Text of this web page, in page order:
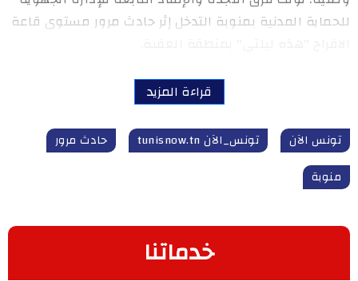
للحماية المدنية بمنوبة التدخل إثر حادث مرور مستوى قاعة
قراءة المزيد
تونس الآن تونس_الآن tunisnow.tn
حادث مرور
منوبة
خدماتنا